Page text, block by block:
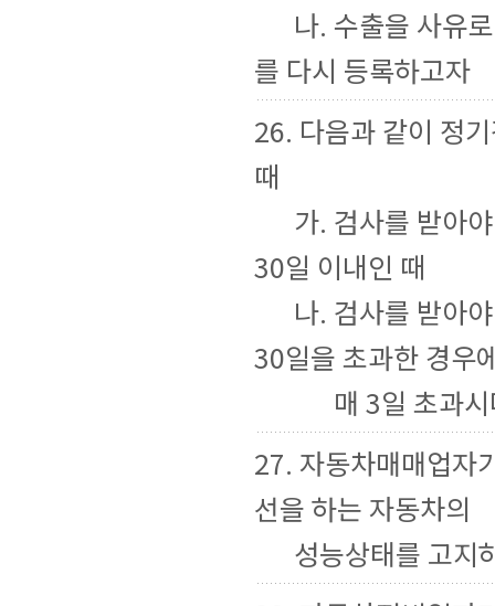
나. 수출을 사유로
를 다시 등록하고자
26. 다음과 같이 정
때
가. 검사를 받아야
30일 이내인 때
나. 검사를 받아야
30일을 초과한 경우
매 3일 초과시
27. 자동차매매업자
선을 하는 자동차의
성능상태를 고지